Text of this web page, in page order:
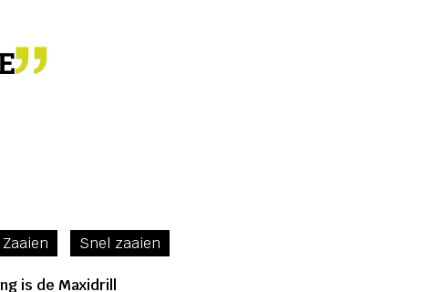
Zaaien Snel zaaien
is de Maxidrill